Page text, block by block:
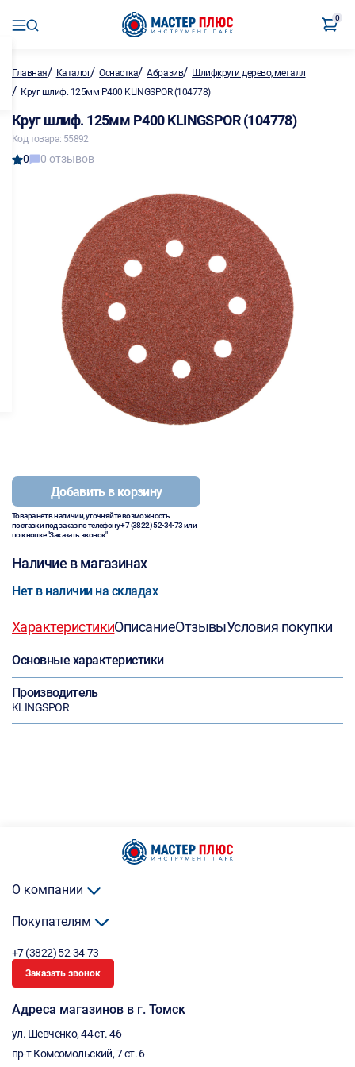
0
Главная/ Каталог/Оснастка/Абразив/ Шлифкруги дерево, металл
/ Круг шлиф. 125мм P400 KLINGSPOR (104778)
Круг шлиф. 125мм P400 KLINGSPOR (104778)
Код товара: 55892
0 0 отзывов
Добавить в корзину
Товара нет в наличии, уточняйте возможность
поставки под заказ по телефону+7 (3822) 52-34-73или
по кнопке "Заказать звонок"
Наличие в магазинах
Нет в наличии на складах
ХарактеристикиОписаниеОтзывыУсловия покупки
Основные характеристики
Производитель
KLINGSPOR
О компании
Покупателям
+7 (3822) 52-34-73
Заказать звонок
Адреса магазинов в г. Томск
ул. Шевченко, 44 ст. 46
пр-т Комсомольский, 7 ст. 6